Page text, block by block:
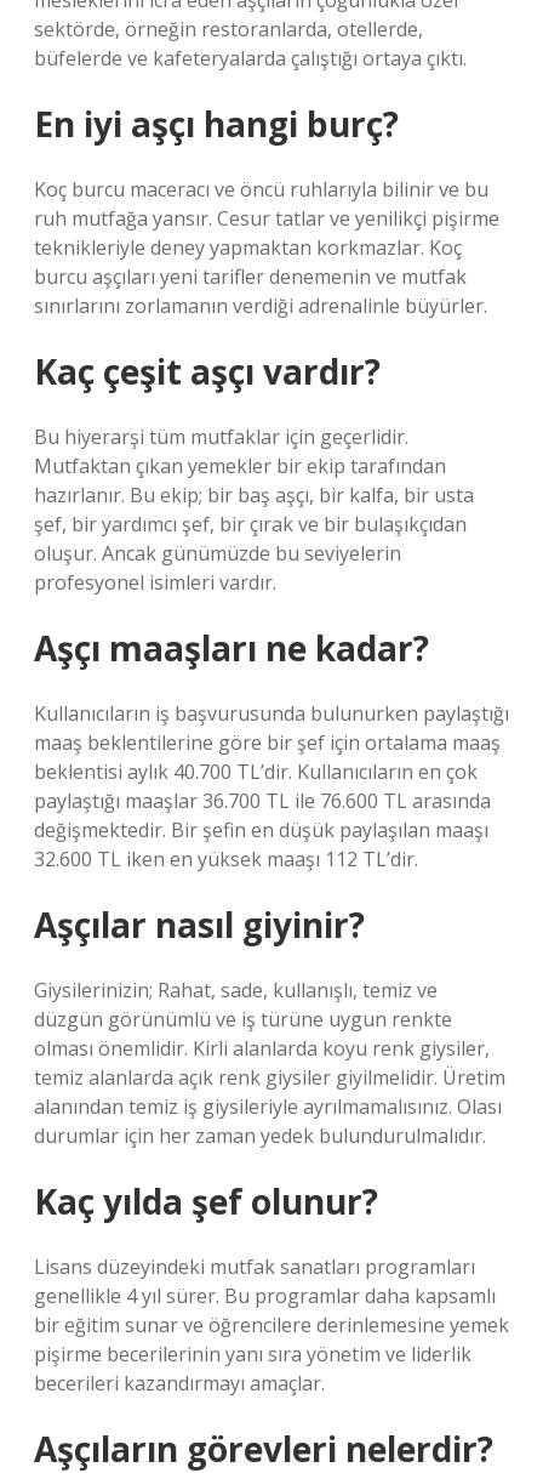
sektörde, örneğin restoranlarda, otellerde,
büfelerde ve kafeteryalarda çalıştığı ortaya çıktı.
En iyi aşçı hangi burç?
Koç burcu maceracı ve öncü ruhlarıyla bilinir ve bu
ruh mutfağa yansır. Cesur tatlar ve yenilikçi pişirme
teknikleriyle deney yapmaktan korkmazlar. Koç
burcu aşçıları yeni tarifler denemenin ve mutfak
sınırlarını zorlamanın verdiği adrenalinle büyürler.
Kaç çeşit aşçı vardır?
Bu hiyerarşi tüm mutfaklar için geçerlidir.
Mutfaktan çıkan yemekler bir ekip tarafından
hazırlanır. Bu ekip; bir baş aşçı, bir kalfa, bir usta
şef, bir yardımcı şef, bir çırak ve bir bulaşıkçıdan
oluşur. Ancak günümüzde bu seviyelerin
profesyonel isimleri vardır.
Aşçı maaşları ne kadar?
Kullanıcıların iş başvurusunda bulunurken paylaştığı
maaş beklentilerine göre bir şef için ortalama maaş
beklentisi aylık 40.700 TL’dir. Kullanıcıların en çok
paylaştığı maaşlar 36.700 TL ile 76.600 TL arasında
değişmektedir. Bir şefin en düşük paylaşılan maaşı
32.600 TL iken en yüksek maaşı 112 TL’dir.
Aşçılar nasıl giyinir?
Giysilerinizin; Rahat, sade, kullanışlı, temiz ve
düzgün görünümlü ve iş türüne uygun renkte
olması önemlidir. Kirli alanlarda koyu renk giysiler,
temiz alanlarda açık renk giysiler giyilmelidir. Üretim
alanından temiz iş giysileriyle ayrılmamalısınız. Olası
durumlar için her zaman yedek bulundurulmalıdır.
Kaç yılda şef olunur?
Lisans düzeyindeki mutfak sanatları programları
genellikle 4 yıl sürer. Bu programlar daha kapsamlı
bir eğitim sunar ve öğrencilere derinlemesine yemek
pişirme becerilerinin yanı sıra yönetim ve liderlik
becerileri kazandırmayı amaçlar.
Aşçıların görevleri nelerdir?